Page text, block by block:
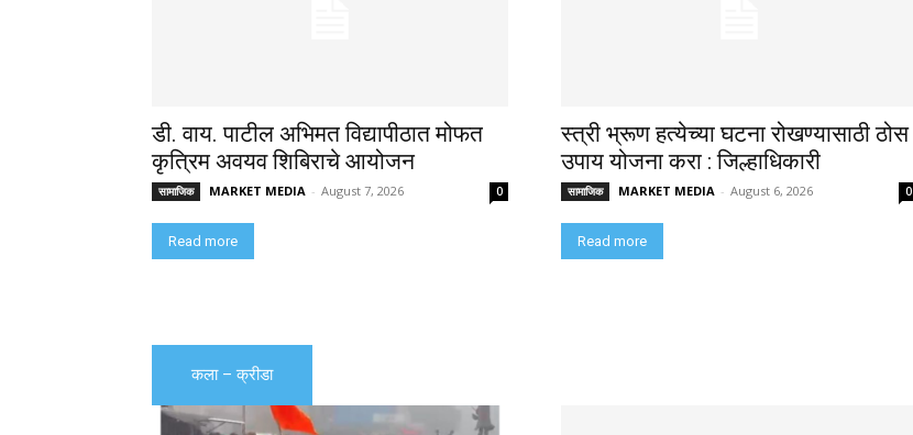
डी. वाय. पाटील अभिमत विद्यापीठात मोफत
कृत्रिम अवयव शिबिराचे आयोजन
सामाजिक MARKET MEDIA - August 7, 2026 0
Read more
स्त्री भ्रूण हत्येच्या घटना रोखण्यासाठी ठोस
उपाय योजना करा : जिल्हाधिकारी
सामाजिक MARKET MEDIA - August 6, 2026 0
Read more
कला – क्रीडा